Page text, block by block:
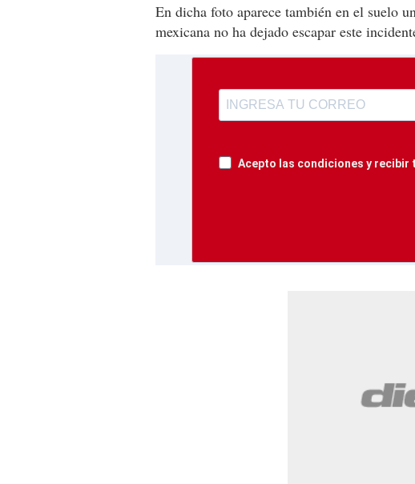
En dicha foto aparece también en el suelo
mexicana no ha dejado escapar este
Acepto las condiciones y recibir